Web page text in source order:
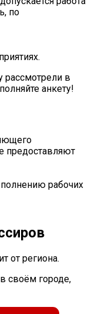
по
рассмотрели в
анкету!
предоставляют
рабочих
от региона.
своём городе,